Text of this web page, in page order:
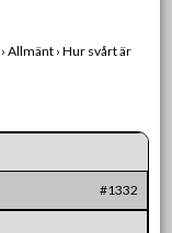
› Allmänt › Hur svårt är
#1332